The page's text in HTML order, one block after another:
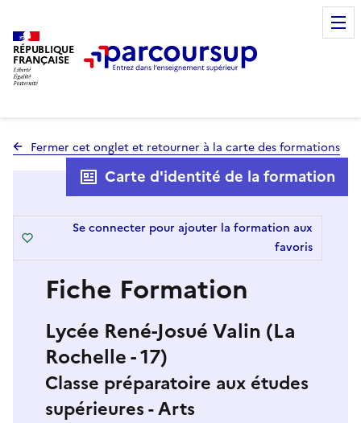
RÉPUBLIQUE
FRANÇAISE
Fermer cet onglet et retourner à la carte des formations
Fiche Formation
Lycée René-Josué Valin (La
Rochelle - 17)
Classe préparatoire aux études
supérieures - Arts
Carte d'identité de la formation
Se connecter pour ajouter la formation aux
favoris